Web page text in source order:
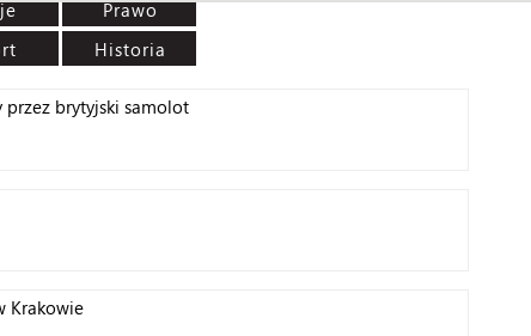
Prawo
Historia
przez brytyjski samolot
Krakowie